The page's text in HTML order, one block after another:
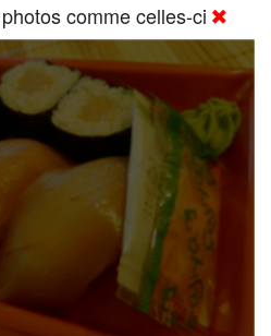
comme celles-ci